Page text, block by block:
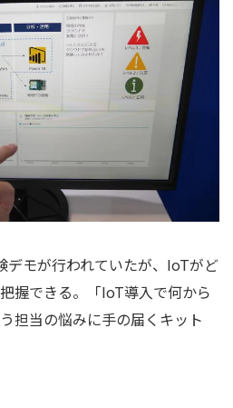
デモが行われていたが、IoTがど
握できる。「IoT導入で何から
担当の悩みに手の届くキット